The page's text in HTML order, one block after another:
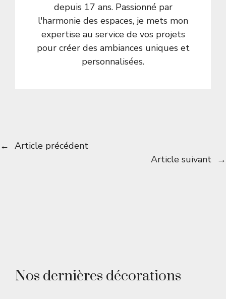
depuis 17 ans. Passionné par
l'harmonie des espaces, je mets mon
expertise au service de vos projets
pour créer des ambiances uniques et
personnalisées.
← Article précédent
Article suivant →
Nos dernières décorations